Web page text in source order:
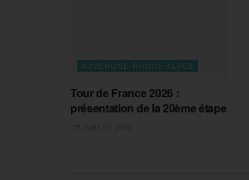
AUVERGNE-RHONE-ALPES
Tour de France 2026 :
présentation de la 20ème étape